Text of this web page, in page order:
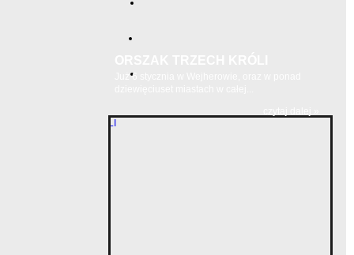
Już 6 stycznia w Wejherowie, oraz w ponad